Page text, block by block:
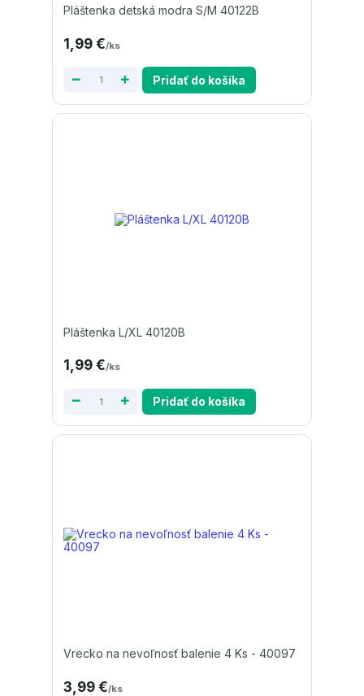
Pláštenka detská modra S/M 40122B
1,99 €/ks
Pridať do košíka
Pláštenka L/XL 40120B
1,99 €/ks
Pridať do košíka
Vrecko na nevoľnosť balenie 4 Ks - 40097
3,99 €/ks